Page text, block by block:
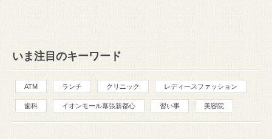
いま注目のキーワード
ATM ランチ クリニック レディースファッション
歯科 イオンモール幕張新都心 習い事 美容院